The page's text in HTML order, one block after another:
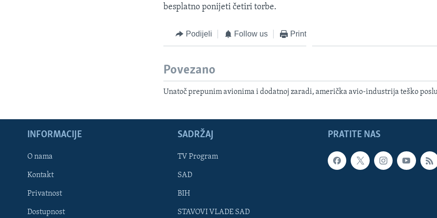
Learning English
besplatno ponijeti četiri torbe.
Podijeli Follow us Print
Povezano
Unatoč prepunim avionima i dodatnoj zaradi, američka avio-industrija teško
PRATITE NAS
INFORMACIJE
O nama
Kontakt
Privatnost
Dostupnost
SADRŽAJ
TV Program
SAD
BIH
STAVOVI VLADE SAD